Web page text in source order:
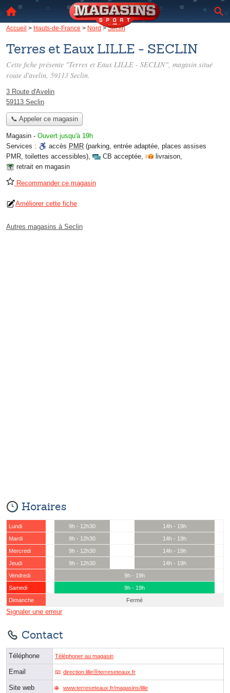
Accueil > Hauts-de-France > Nord>Seclin
Terres et Eaux LILLE - SECLIN
Cette fiche présente "Terres et Eaux LILLE - SECLIN", magasin situé
route d'avelin, 59113 Seclin.
3 Route d'Avelin
59113 Seclin
📞 Appeler ce magasin
Magasin - Ouvert jusqu'à 19h
Services :
accès PMR (parking, entrée adaptée, places assises
PMR, toilettes accessibles), CB acceptée, livraison,
retrait en magasin
Recommander ce magasin
Améliorer cette fiche
Autres magasins à Seclin
Horaires
Lundi 9h - 12h30
14h - 19h
Mardi
9h - 12h30
14h - 19h
Mercredi
9h - 12h30
14h - 19h
Jeudi
9h - 12h30
14h - 19h
Vendredi
9h - 19h
Samedi
9h - 19h
Dimanche
Fermé
Signaler une erreur
Contact
Téléphone Téléphoner au magasin
Email direction.lilleⓐterreseteaux.fr
Site web www.terreseteaux.fr/magasins/lille